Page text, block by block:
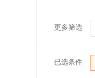
更多筛选
已选条件